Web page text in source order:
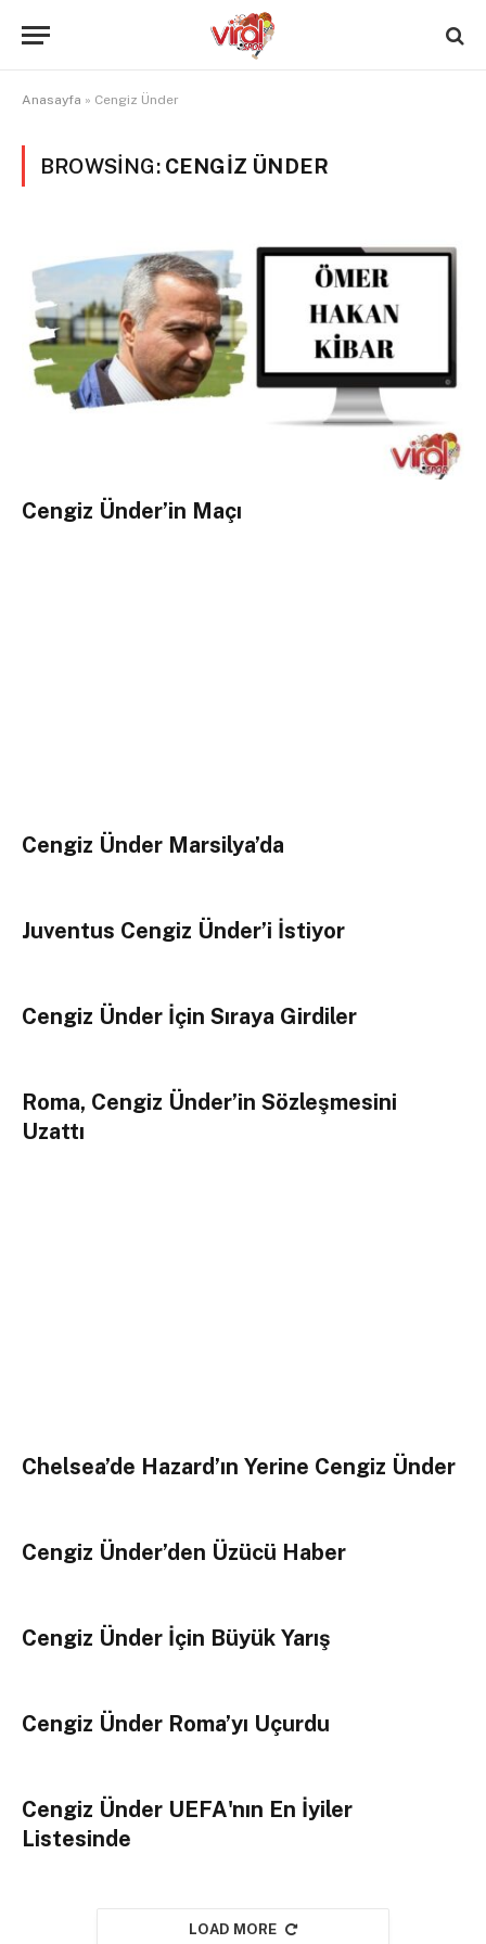
Anasayfa » Cengiz Ünder
BROWSING: CENGIZ ÜNDER
Cengiz Ünder’in Maçı
Cengiz Ünder Marsilya’da
Juventus Cengiz Ünder’i İstiyor
Cengiz Ünder İçin Sıraya Girdiler
Roma, Cengiz Ünder’in Sözleşmesini
Uzattı
Chelsea’de Hazard’ın Yerine Cengiz Ünder
Cengiz Ünder’den Üzücü Haber
Cengiz Ünder İçin Büyük Yarış
Cengiz Ünder Roma’yı Uçurdu
Cengiz Ünder UEFA'nın En İyiler
Listesinde
LOAD MORE